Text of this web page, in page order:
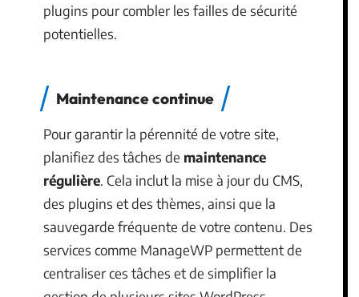
plugins pour combler les failles de sécurité
potentielles.
Maintenance continue
Pour garantir la pérennité de votre site,
planifiez des tâches de maintenance
régulière. Cela inclut la mise à jour du CMS,
des plugins et des thèmes, ainsi que la
sauvegarde fréquente de votre contenu. Des
services comme ManageWP permettent de
centraliser ces tâches et de simplifier la